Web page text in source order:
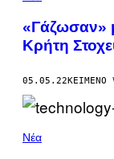
«Γάζωσαν»
Κρήτη
05.05.22ΚΕΊΜΕΝΟ
Νέα